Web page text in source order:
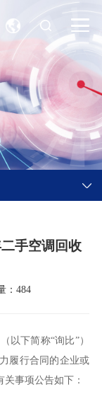
手空调回收
：484
以下简称“询比”）
履行合同的企业或
事项公告如下：